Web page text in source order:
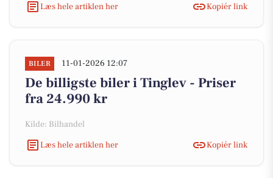
Læs hele artiklen her Kopiér link
BILER 11-01-2026 12:07
De billigste biler i Tinglev - Priser
fra 24.990 kr
Kilde: Bilhandel
Læs hele artiklen her
Kopiér link